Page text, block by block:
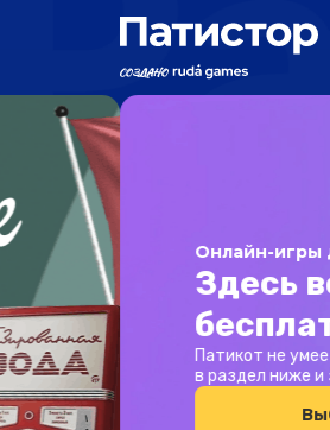
Онлайн-игры
Здесь
Патикот не
в раздел ниже и